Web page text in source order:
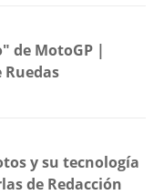
de MotoGP |
Ruedas
y su tecnología
de Redacción